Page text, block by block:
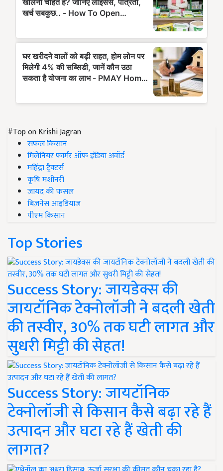
#Top on Krishi Jagran
सफल किसान
मिलेनियर फार्मर ऑफ इंडिया अवॉर्ड
महिंद्रा ट्रैक्टर्स
कृषि मशीनरी
जायद की फसल
बिज़नेस आइडियाज
पीएम किसान
Top Stories
Success Story: जायडेक्स की
जायटॉनिक टेक्नोलॉजी ने बदली खेती
की तस्वीर, 30% तक घटी लागत और
सुधरी मिट्टी की सेहत!
Success Story: जायटॉनिक
टेक्नोलॉजी से किसान कैसे बढ़ा रहे हैं
उत्पादन और घटा रहे हैं खेती की
लागत?